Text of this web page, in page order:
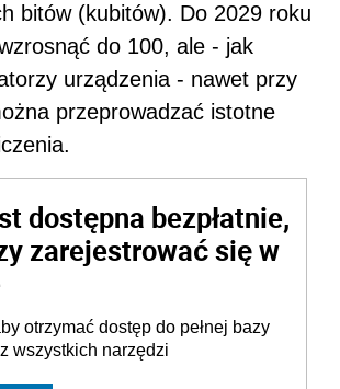
bitów (kubitów). Do 2029 roku
do 100, ale - jak
urządzenia - nawet przy
przeprowadzać istotne
dostępna bezpłatnie,
zarejestrować się w
otrzymać dostęp do pełnej bazy
wszystkich narzędzi